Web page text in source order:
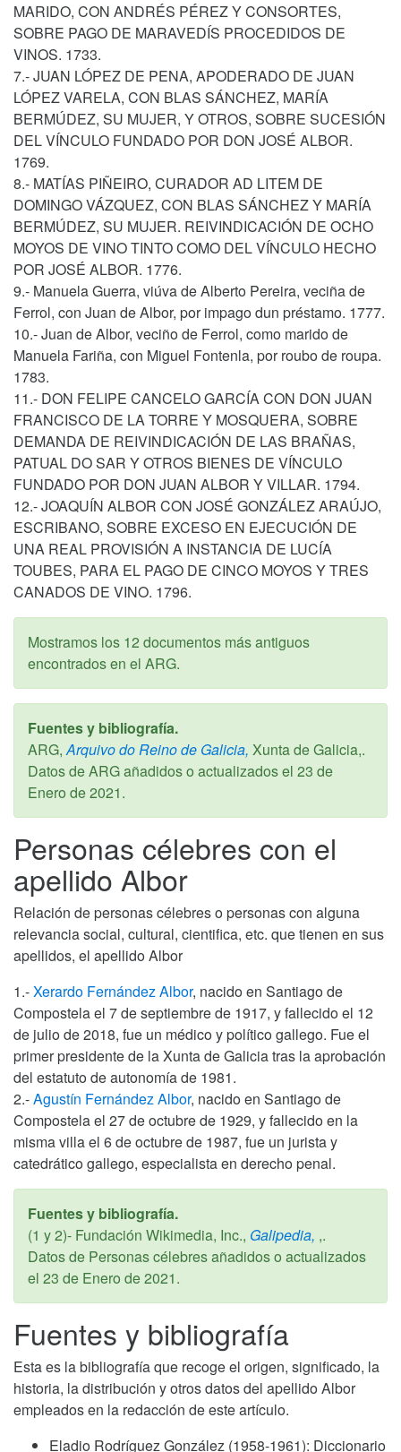
MARIDO, CON ANDRÉS PÉREZ Y CONSORTES,
SOBRE PAGO DE MARAVEDÍS PROCEDIDOS DE
VINOS. 1733.
7.- JUAN LÓPEZ DE PENA, APODERADO DE JUAN
LÓPEZ VARELA, CON BLAS SÁNCHEZ, MARÍA
BERMÚDEZ, SU MUJER, Y OTROS, SOBRE SUCESIÓN
DEL VÍNCULO FUNDADO POR DON JOSÉ ALBOR.
1769.
8.- MATÍAS PIÑEIRO, CURADOR AD LITEM DE
DOMINGO VÁZQUEZ, CON BLAS SÁNCHEZ Y MARÍA
BERMÚDEZ, SU MUJER. REIVINDICACIÓN DE OCHO
MOYOS DE VINO TINTO COMO DEL VÍNCULO HECHO
POR JOSÉ ALBOR. 1776.
9.- Manuela Guerra, viúva de Alberto Pereira, veciña de
Ferrol, con Juan de Albor, por impago dun préstamo. 1777.
10.- Juan de Albor, veciño de Ferrol, como marido de
Manuela Fariña, con Miguel Fontenla, por roubo de roupa.
1783.
11.- DON FELIPE CANCELO GARCÍA CON DON JUAN
FRANCISCO DE LA TORRE Y MOSQUERA, SOBRE
DEMANDA DE REIVINDICACIÓN DE LAS BRAÑAS,
PATUAL DO SAR Y OTROS BIENES DE VÍNCULO
FUNDADO POR DON JUAN ALBOR Y VILLAR. 1794.
12.- JOAQUÍN ALBOR CON JOSÉ GONZÁLEZ ARAÚJO,
ESCRIBANO, SOBRE EXCESO EN EJECUCIÓN DE
UNA REAL PROVISIÓN A INSTANCIA DE LUCÍA
TOUBES, PARA EL PAGO DE CINCO MOYOS Y TRES
CANADOS DE VINO. 1796.
Mostramos los 12 documentos más antiguos
encontrados en el ARG.
Fuentes y bibliografía.
ARG, Arquivo do Reino de Galicia, Xunta de Galicia,.
Datos de ARG añadidos o actualizados el 23 de
Enero de 2021.
Personas célebres con el
apellido Albor
Relación de personas célebres o personas con alguna
relevancia social, cultural, cientifica, etc. que tienen en sus
apellidos, el apellido Albor
1.-Xerardo Fernández Albor, nacido en Santiago de
Compostela el 7 de septiembre de 1917, y fallecido el 12
de julio de 2018, fue un médico y político gallego. Fue el
primer presidente de la Xunta de Galicia tras la aprobación
del estatuto de autonomía de 1981.
2.-Agustín Fernández Albor, nacido en Santiago de
Compostela el 27 de octubre de 1929, y fallecido en la
misma villa el 6 de octubre de 1987, fue un jurista y
catedrático gallego, especialista en derecho penal.
Fuentes y bibliografía.
(1 y 2)- Fundación Wikimedia, Inc., Galipedia, ,.
Datos de Personas célebres añadidos o actualizados
el 23 de Enero de 2021.
Fuentes y bibliografía
Esta es la bibliografía que recoge el origen, significado, la
historia, la distribución y otros datos del apellido Albor
empleados en la redacción de este artículo.
Eladio Rodríguez González (1958-1961): Diccionario